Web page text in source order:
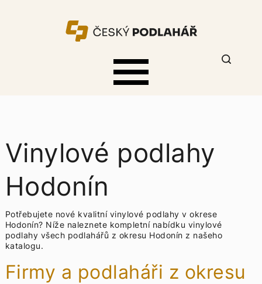
Vinylové podlahy
Hodonín
Potřebujete nové kvalitní vinylové podlahy v okrese
Hodonín? Níže naleznete kompletní nabídku vinylové
podlahy všech podlahářů z okresu Hodonín z našeho
katalogu.
Firmy a podlaháři z okresu